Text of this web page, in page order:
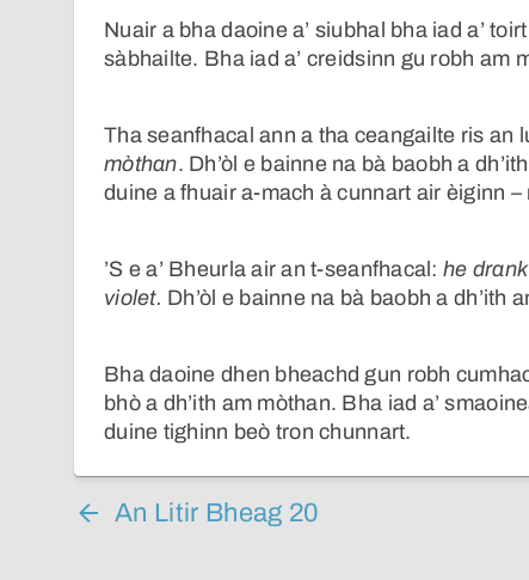
Nuair a bha daoine a’ siubhal bha iad a’
sàbhailte. Bha iad a’ creidsinn gu robh am
Tha seanfhacal ann a tha ceangailte ris an
mòthan. Dh’òl e bainne na bà baobh a
duine a fhuair a-mach à cunnart air èiginn –
’S e a’ Bheurla air an t-seanfhacal: he
violet. Dh’òl e bainne na bà baobh a dh’ith
Bha daoine dhen bheachd gun robh
bhò a dh’ith am mòthan. Bha iad a’
duine tighinn beò tron chunnart.
An Litir Bheag 20